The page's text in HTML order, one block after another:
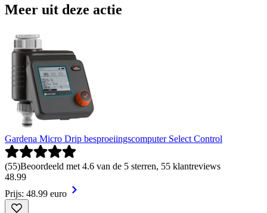
Meer uit deze actie
Gardena Micro Drip besproeiingscomputer Select Control
(55)Beoordeeld met 4.6 van de 5 sterren, 55 klantreviews
48.99
Prijs: 48.99 euro